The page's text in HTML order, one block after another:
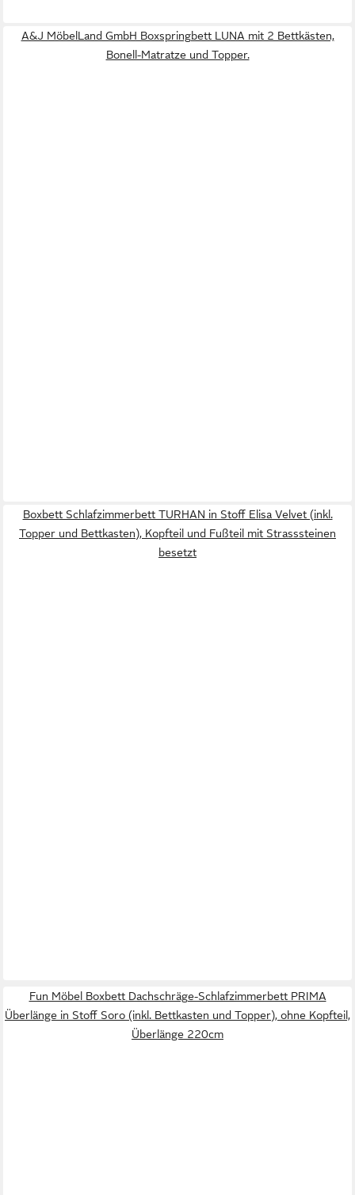
A&J MöbelLand GmbH Boxspringbett LUNA mit 2 Bettkästen,
Bonell-Matratze und Topper.
Boxbett Schlafzimmerbett TURHAN in Stoff Elisa Velvet (inkl.
Topper und Bettkasten), Kopfteil und Fußteil mit Strasssteinen
besetzt
Fun Möbel Boxbett Dachschräge-Schlafzimmerbett PRIMA
Überlänge in Stoff Soro (inkl. Bettkasten und Topper), ohne Kopfteil,
Überlänge 220cm